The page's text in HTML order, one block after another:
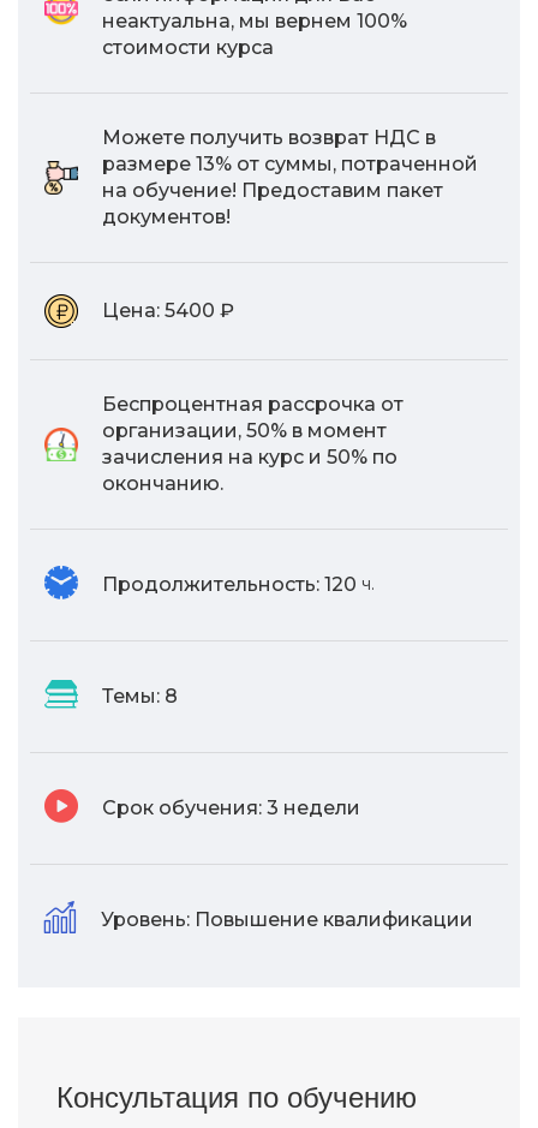
неактуальна, мы вернем 100%
стоимости курса
Можете получить возврат НДС в
размере 13% от суммы, потраченной
на обучение! Предоставим пакет
документов!
Цена: 5400 ₽
Беспроцентная рассрочка от
организации, 50% в момент
зачисления на курс и 50% по
окончанию.
Продолжительность: 120 ч.
Темы: 8
Срок обучения: 3 недели
Уровень: Повышение квалификации
Консультация по обучению